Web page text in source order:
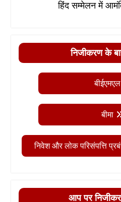
हिंद सम्मेलन में
निजीकरण के
बीईएमएल
बीमा
निवेश और लोक परिसंपत्ति
आप पर